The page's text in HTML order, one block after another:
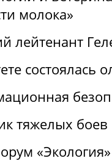
молока»
лейтенант
состоялась
тяжелых